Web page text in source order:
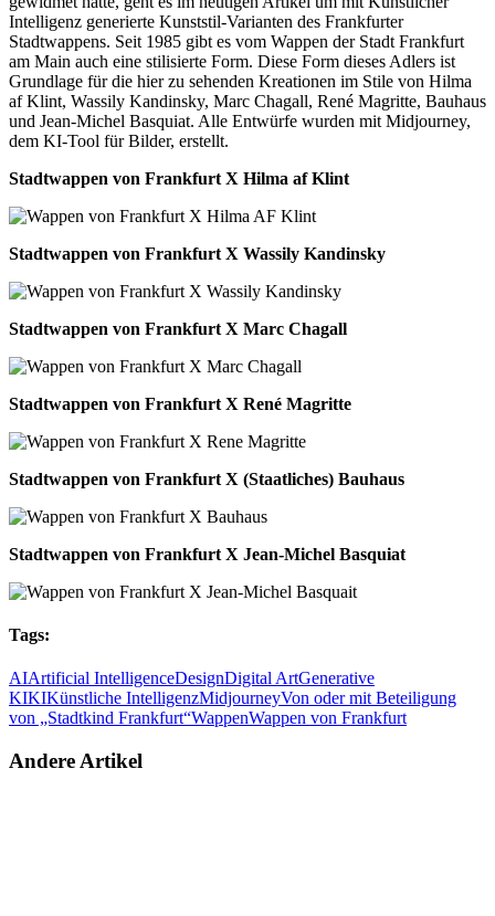
Intelligenz generierte Kunststil-Varianten des Frankfurter
Stadtwappens. Seit 1985 gibt es vom Wappen der Stadt Frankfurt
am Main auch eine stilisierte Form. Diese Form dieses Adlers ist
Grundlage für die hier zu sehenden Kreationen im Stile von Hilma
af Klint, Wassily Kandinsky, Marc Chagall, René Magritte, Bauhaus
und Jean-Michel Basquiat. Alle Entwürfe wurden mit Midjourney,
dem KI-Tool für Bilder, erstellt.
Stadtwappen von Frankfurt X Hilma af Klint
Stadtwappen von Frankfurt X Wassily Kandinsky
Stadtwappen von Frankfurt X Marc Chagall
Stadtwappen von Frankfurt X René Magritte
Stadtwappen von Frankfurt X (Staatliches) Bauhaus
Stadtwappen von Frankfurt X Jean-Michel Basquiat
Tags:
AIArtificial IntelligenceDesignDigital ArtGenerative
KIKIKünstliche IntelligenzMidjourneyVon oder mit Beteiligung
von „Stadtkind Frankfurt“WappenWappen von Frankfurt
Andere Artikel